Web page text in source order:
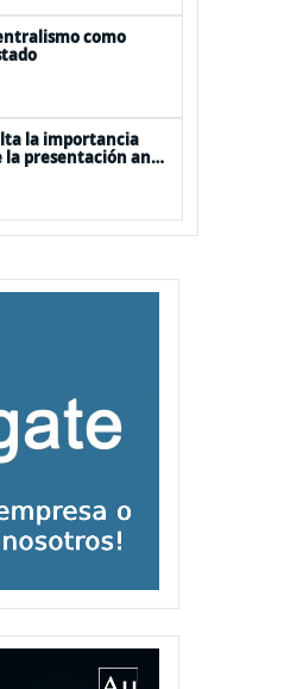
como
la importancia
la presentación ante
del